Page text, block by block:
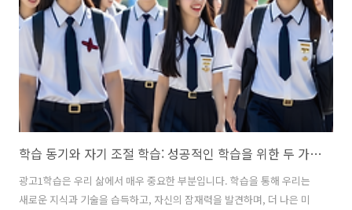
학습 동기와 자기 조절 학습: 성공적인 학습을 위한 두 가지 핵심 요소
광고1학습은 우리 삶에서 매우 중요한 부분입니다. 학습을 통해 우리는
새로운 지식과 기술을 습득하고, 자신의 잠재력을 발견하며, 더 나은 미